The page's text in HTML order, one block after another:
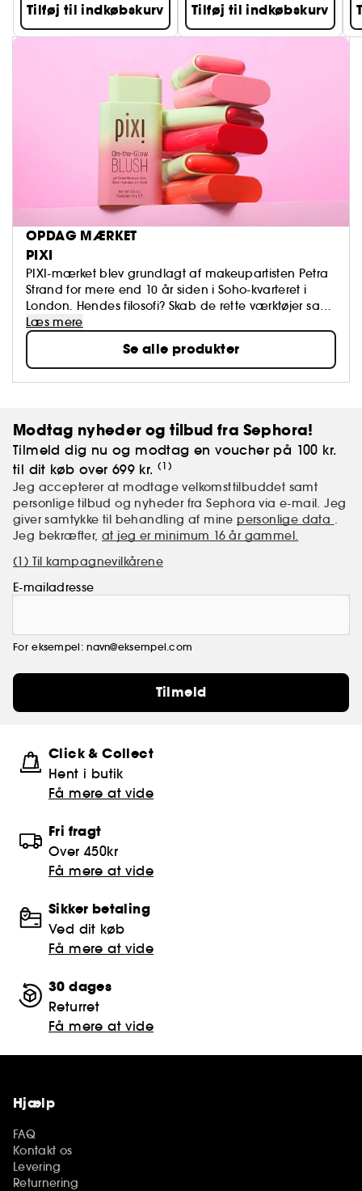
Tilføj til indkøbskurv Tilføj til indkøbskurv
OPDAG MÆRKET
PIXI
PIXI-mærket blev grundlagt af makeupartisten Petra
Strand for mere end 10 år siden i Soho-kvarteret i
London. Hendes filosofi? Skab de rette værktøjer samt
den optimale hudpleje, der giver dig en strålende
teint, så du ikke får brug for mængder af makeup -
lidt ligesom hvis du havde fået en god nattesøvn.
Designeren er en moderne kvinde, der brænder for
hudpleje. Hendes udgangspunkt er, at formler med
udstråling til fulde.
Læs mere
Se alle produkter
Modtag nyheder og tilbud fra Sephora!
Tilmeld dig nu og modtag en voucher på 100 kr.
til dit køb over 699 kr. (1)
Jeg accepterer at modtage velkomsttilbuddet samt
personlige tilbud og nyheder fra Sephora via e-mail. Jeg
giver samtykke til behandling af mine personlige data .
Jeg bekræfter,at jeg er minimum 16 år gammel.
(1) Til kampagnevilkårene
E-mailadresse
For eksempel: navn@eksempel.com
Tilmeld
Click & Collect
Hent i butik
Få mere at vide
Fri fragt
Over 450kr
Få mere at vide
Sikker betaling
Ved dit køb
Få mere at vide
30 dages
Returret
Få mere at vide
Hjælp
FAQ
Kontakt os
Levering
Returnering